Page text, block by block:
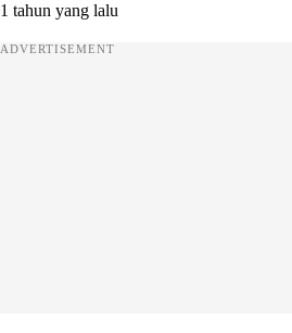
1 tahun yang lalu
ADVERTISEMENT